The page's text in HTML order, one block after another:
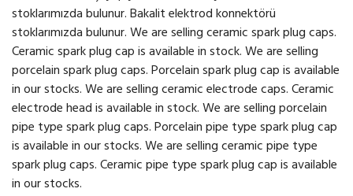
stoklarımızda bulunur. Bakalit elektrod konnektörü
stoklarımızda bulunur. We are selling ceramic spark plug caps.
Ceramic spark plug cap is available in stock. We are selling
porcelain spark plug caps. Porcelain spark plug cap is available
in our stocks. We are selling ceramic electrode caps. Ceramic
electrode head is available in stock. We are selling porcelain
pipe type spark plug caps. Porcelain pipe type spark plug cap
is available in our stocks. We are selling ceramic pipe type
spark plug caps. Ceramic pipe type spark plug cap is available
in our stocks.